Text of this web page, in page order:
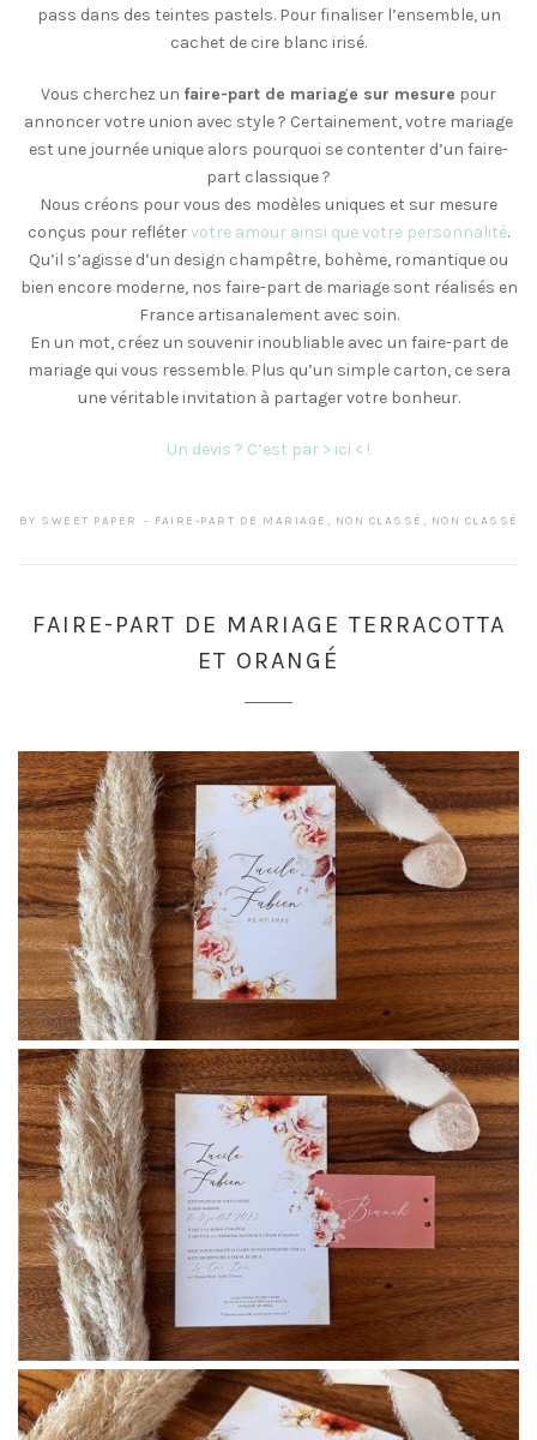
pass dans des teintes pastels. Pour finaliser l’ensemble, un
cachet de cire blanc irisé.
Vous cherchez un faire-part de mariage sur mesure pour
annoncer votre union avec style ? Certainement, votre mariage
est une journée unique alors pourquoi se contenter d’un faire-
part classique ?
Nous créons pour vous des modèles uniques et sur mesure
conçus pour reflétervotre amour ainsi que votre personnalité.
Qu’il s’agisse d’un design champêtre, bohème, romantique ou
bien encore moderne, nos faire-part de mariage sont réalisés en
France artisanalement avec soin.
En un mot, créez un souvenir inoubliable avec un faire-part de
mariage qui vous ressemble. Plus qu’un simple carton, ce sera
une véritable invitation à partager votre bonheur.
Un devis ? C’est par > ici < !
BY SWEET PAPER FAIRE-PART DE MARIAGE , NON CLASSÉ , NON CLASSÉ
FAIRE-PART DE MARIAGE TERRACOTTA
ET ORANGÉ